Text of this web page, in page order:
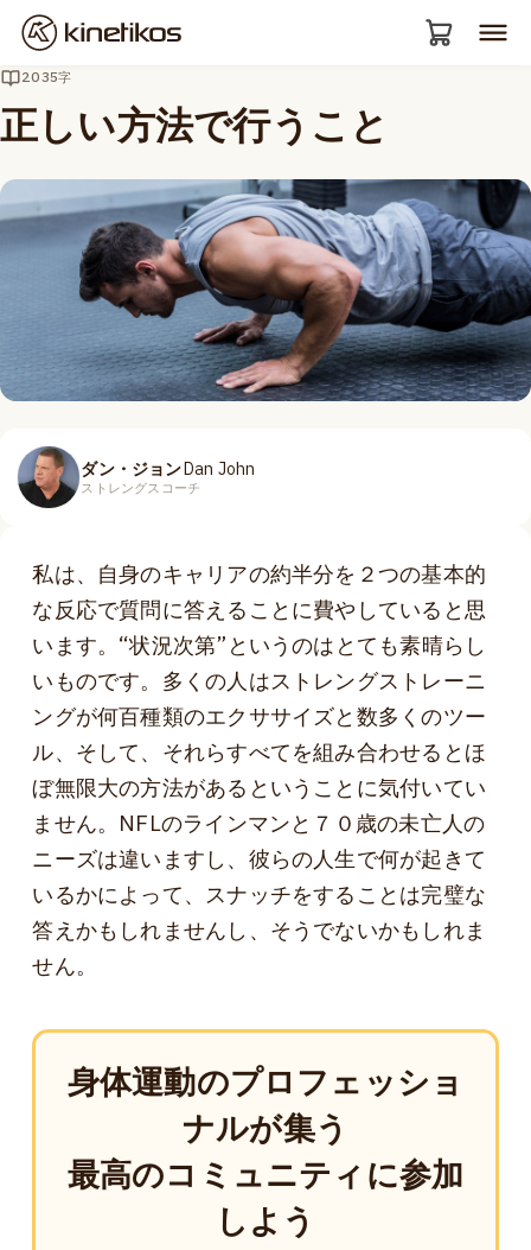
2035字
正しい方法で行うこと
ダン・ジョンDan John
ストレングスコーチ
私は、自身のキャリアの約半分を２つの基本的
な反応で質問に答えることに費やしていると思
います。“状況次第”というのはとても素晴らし
いものです。多くの人はストレングストレーニ
ングが何百種類のエクササイズと数多くのツー
ル、そして、それらすべてを組み合わせるとほ
ぼ無限大の方法があるということに気付いてい
ません。NFLのラインマンと７０歳の未亡人の
ニーズは違いますし、彼らの人生で何が起きて
いるかによって、スナッチをすることは完璧な
答えかもしれませんし、そうでないかもしれま
せん。
身体運動のプロフェッショ
ナルが集う
最高のコミュニティに参加
しよう